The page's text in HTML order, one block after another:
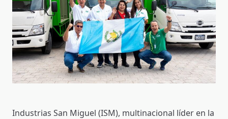
Industrias San Miguel (ISM), multinacional líder en la